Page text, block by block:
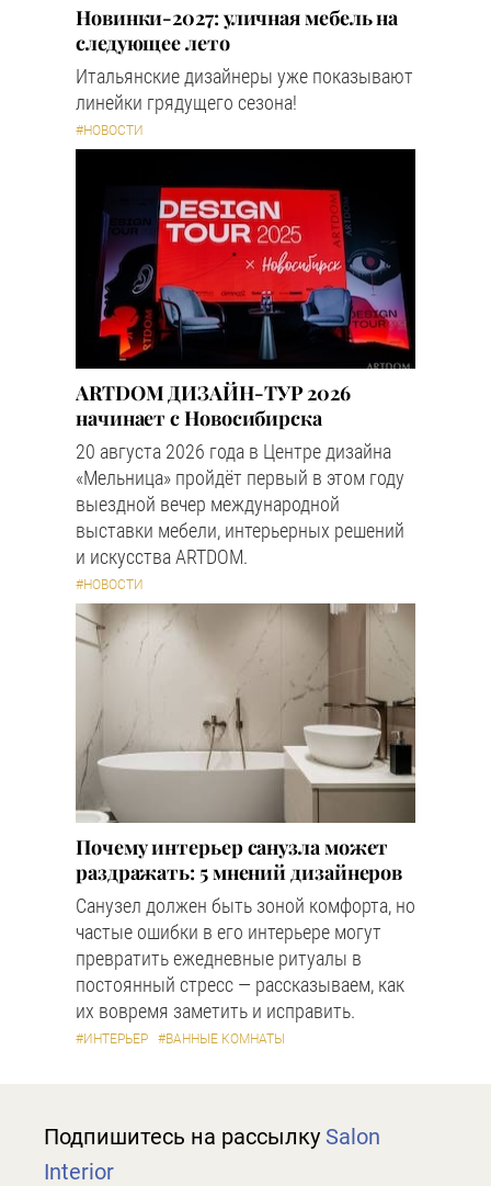
Новинки-2027: уличная мебель на
следующее лето
Итальянские дизайнеры уже показывают
линейки грядущего сезона!
#НОВОСТИ
ARTDOM ДИЗАЙН-ТУР 2026
начинает с Новосибирска
20 августа 2026 года в Центре дизайна
«Мельница» пройдёт первый в этом году
выездной вечер международной
выставки мебели, интерьерных решений
и искусства ARTDOM.
#НОВОСТИ
Почему интерьер санузла может
раздражать: 5 мнений дизайнеров
Санузел должен быть зоной комфорта, но
частые ошибки в его интерьере могут
превратить ежедневные ритуалы в
постоянный стресс — рассказываем, как
их вовремя заметить и исправить.
#ИНТЕРЬЕР #ВАННЫЕ КОМНАТЫ
Подпишитесь на рассылку Salon
Interior